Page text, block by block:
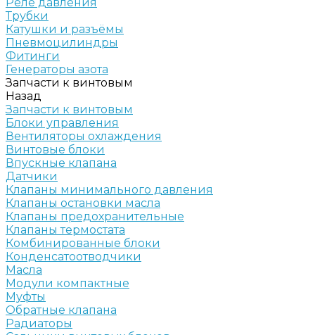
Трубки
Катушки и разъёмы
Пневмоцилиндры
Фитинги
Генераторы азота
Запчасти к винтовым
Назад
Запчасти к винтовым
Блоки управления
Вентиляторы охлаждения
Винтовые блоки
Впускные клапана
Датчики
Клапаны минимального давления
Клапаны остановки масла
Клапаны предохранительные
Клапаны термостата
Комбинированные блоки
Конденсатоотводчики
Масла
Модули компактные
Муфты
Обратные клапана
Радиаторы